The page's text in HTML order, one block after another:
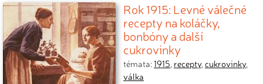
Rok 1915: Levné válečné
recepty na koláčky,
bonbóny a další
cukrovinky
témata:1915, recepty,cukrovinky,
válka